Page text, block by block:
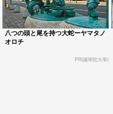
八つの頭と尾を持つ大蛇ーヤマタノ
オロチ
PR(國學院大學)